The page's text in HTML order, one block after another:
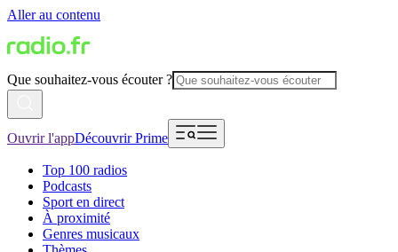
Aller au contenu
Que souhaitez-vous écouter ?
Ouvrir l'appDécouvrir Prime
Top 100 radios
Podcasts
Sport en direct
À proximité
Genres musicaux